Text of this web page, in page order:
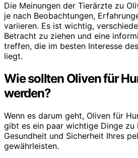
Die Meinungen der Tierärzte zu
je nach Beobachtungen,
variieren. Es ist wichtig,
Betracht zu ziehen und eine
treffen, die im besten Interesse
liegt.
Wie sollten Oliven für
werden?
Wenn es darum geht, Oliven für
gibt es ein paar wichtige Dinge zu
Gesundheit und Sicherheit Ihres
gewährleisten.